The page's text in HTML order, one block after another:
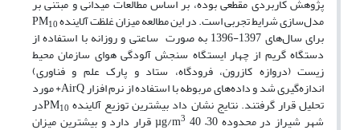
پژوهش کاربردی مقطعی بوده، بر اساس مطالعات میدانی و مبتنی بر
مدل‌سازی شرایط تجربی است. در این مطالعه میزان غلظت آلاینده PM10
برای سال‌های 1397-1396 به صورت ساعتی و روزانه با استفاده از
دستگاه گریم از چهار ایستگاه سنجش آلودگی هوای سازمان محیط
زیست (دروازه کازرون، فرودگاه، ستاد و پارک علم و فناوری)
اندازه‌گیری شد و داده‌های مربوطه با استفاده از نرم افزار AirQ+ مورد
تحلیل قرار گرفتند. نتایج نشان داد بیشترین توزیع آلاینده PM 10 در
شهر شیراز در محدوده µg/m 3 40 –30 قرار دارد و بیشترین میزان